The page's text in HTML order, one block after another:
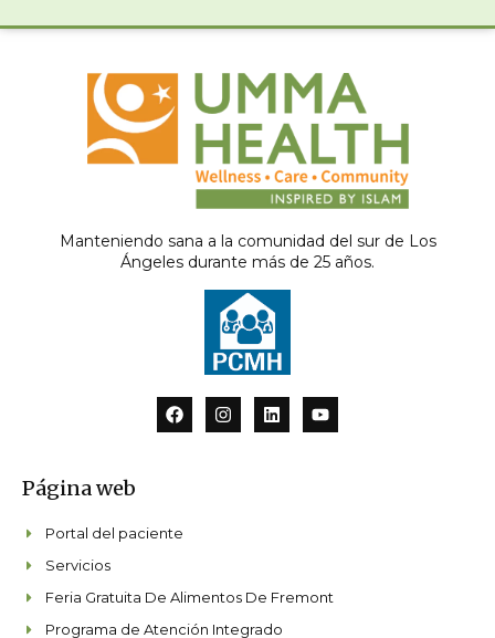
Manteniendo sana a la comunidad del sur de Los
Ángeles durante más de 25 años.
F
a
k
I
n
L
i
Y
o
Página web
Portal del paciente
Servicios
Feria Gratuita De Alimentos De Fremont
Programa de Atención Integrado